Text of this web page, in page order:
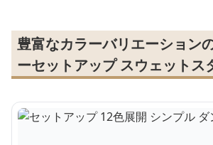
豊富なカラーバリエーション
ーセットアップ スウェットス